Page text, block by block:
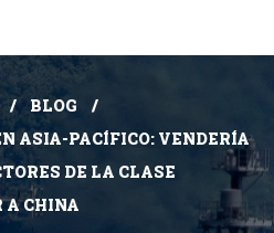
BLOG
ASIA-PACÍFICO: VENDERÍA
DE LA CLASE
A CHINA